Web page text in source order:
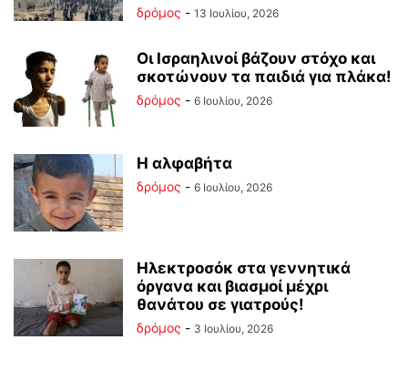
δρόμος - 13 Ιουλίου, 2026
Οι Ισραηλινοί βάζουν στόχο και
σκοτώνουν τα παιδιά για πλάκα!
δρόμος - 6 Ιουλίου, 2026
Η αλφαβήτα
δρόμος - 6 Ιουλίου, 2026
Ηλεκτροσόκ στα γεννητικά
όργανα και βιασμοί μέχρι
θανάτου σε γιατρούς!
δρόμος - 3 Ιουλίου, 2026